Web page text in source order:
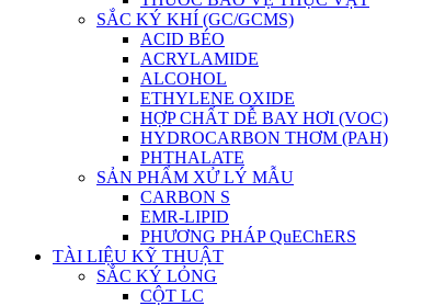
SẮC KÝ KHÍ (GC/GCMS)
ACID BÉO
ACRYLAMIDE
ALCOHOL
ETHYLENE OXIDE
HỢP CHẤT DỄ BAY HƠI (VOC)
HYDROCARBON THƠM (PAH)
PHTHALATE
SẢN PHẨM XỬ LÝ MẪU
CARBON S
EMR-LIPID
PHƯƠNG PHÁP QuEChERS
TÀI LIỆU KỸ THUẬT
SẮC KÝ LỎNG
CỘT LC